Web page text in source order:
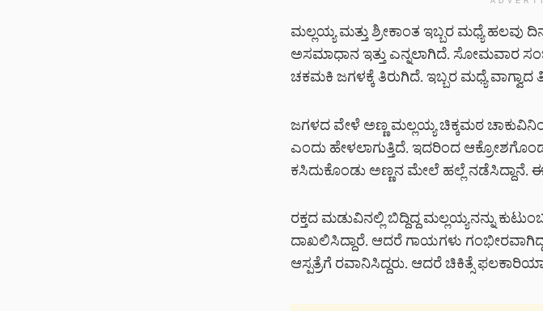
ಮಲ್ಲಯ್ಯ ಮತ್ತು ಶ್ರೀಕಾಂತ ಇಬ್ಬರ ಮಧ್ಯೆ
ಅಸಮಾಧಾನ ಇತ್ತು ಎನ್ನಲಾಗಿದೆ. ಸೋಮವಾರ
ಚಕಮಕಿ ಜಗಳಕ್ಕೆ ತಿರುಗಿದೆ. ಇಬ್ಬರ ಮಧ್ಯೆ ವಾಗ್ವಾದ
ಜಗಳದ ವೇಳೆ ಅಣ್ಣ ಮಲ್ಲಯ್ಯ ಚಿಕ್ಕಮಠ
ಎಂದು ಹೇಳಲಾಗುತ್ತಿದೆ. ಇದರಿಂದ ಆಕ್ರೋಶಗೊಂಡ
ಕಸಿದುಕೊಂಡು ಅಣ್ಣನ ಮೇಲೆ ಹಲ್ಲೆ
ರಕ್ತದ ಮಡುವಿನಲ್ಲಿ ಬಿದ್ದಿದ್ದ ಮಲ್ಲಯ್ಯನನ್ನು
ದಾಖಲಿಸಿದ್ದಾರೆ. ಆದರೆ ಗಾಯಗಳು
ಆಸ್ಪತ್ರೆಗೆ ರವಾನಿಸಿದ್ದರು. ಆದರೆ ಚಿಕಿತ್ಸೆ